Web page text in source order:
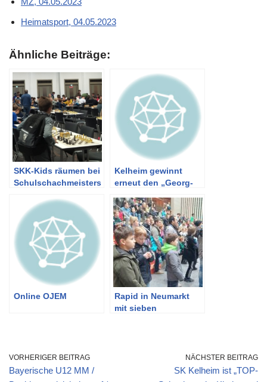
Heimatsport, 04.05.2023
Ähnliche Beiträge:
SKK-Kids räumen bei
Schulschachmeisters
Kelheim gewinnt
erneut den „Georg-
Online OJEM
Rapid in Neumarkt
mit sieben
VORHERIGER BEITRAG
Bayerische U12 MM /
NÄCHSTER BEITRAG
SK Kelheim ist „TOP-